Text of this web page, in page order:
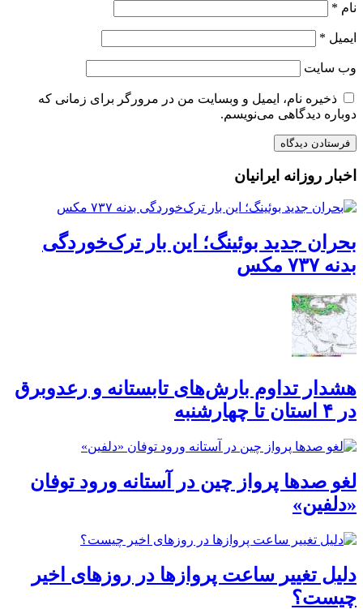
نام *
ایمیل *
وب‌ سایت
ذخیره نام، ایمیل و وبسایت من در مرورگر برای زمانی که
دوباره دیدگاهی می‌نویسم.
اخبار روزانه ایرانیان
بحران جدید بوئینگ؛ این بار ترک‌خوردگی
بدنه ۷۳۷ مکس
هشدار تداوم بارش‌های تابستانه و رعدوبرق
در ۴ استان تا چهارشنبه
لغو صدها پرواز چین در آستانه ورود توفان
«دلفین»
دلیل تغییر ساعت پروازها در روزهای اخیر
چیست؟